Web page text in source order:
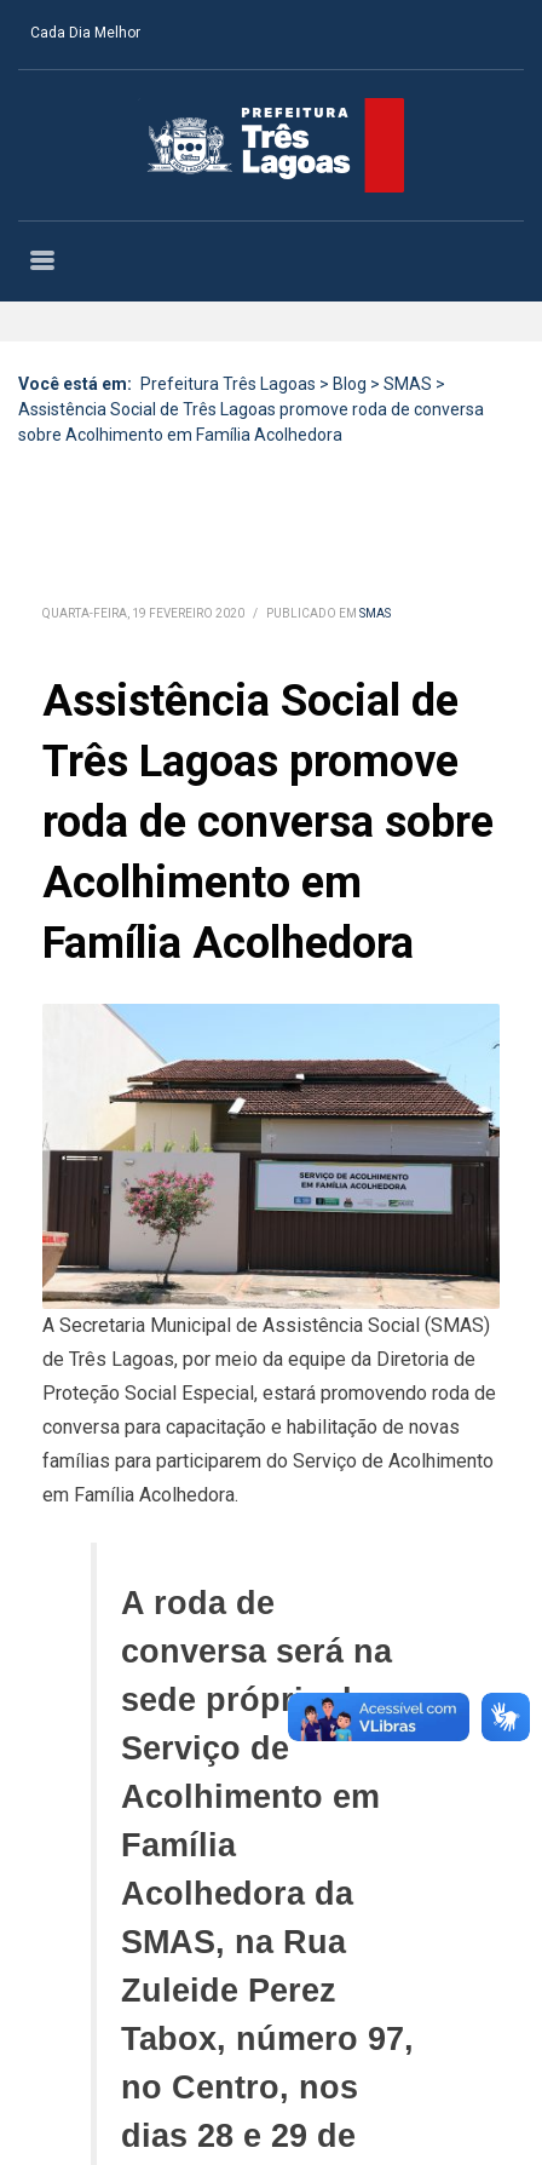
Cada Dia Melhor
Você está em: Prefeitura Três Lagoas > Blog > SMAS >
Assistência Social de Três Lagoas promove roda de conversa
sobre Acolhimento em Família Acolhedora
QUARTA-FEIRA, 19 FEVEREIRO 2020 / PUBLICADO EM SMAS
Assistência Social de
Três Lagoas promove
roda de conversa sobre
Acolhimento em
Família Acolhedora
A Secretaria Municipal de Assistência Social (SMAS)
de Três Lagoas, por meio da equipe da Diretoria de
Proteção Social Especial, estará promovendo roda de
conversa para capacitação e habilitação de novas
famílias para participarem do Serviço de Acolhimento
em Família Acolhedora.
A roda de
conversa será na
sede própria do
Serviço de
Acolhimento em
Família
Acolhedora da
SMAS, na Rua
Zuleide Perez
Tabox, número 97,
no Centro, nos
dias 28 e 29 de